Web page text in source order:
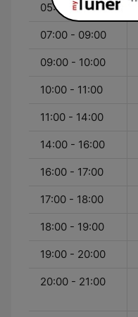
05:00 - 07:00
07:00 - 09:00
09:00 - 10:00
10:00 - 11:00
11:00 - 14:00
14:00 - 16:00
16:00 - 17:00
17:00 - 18:00
18:00 - 19:00
19:00 - 20:00
20:00 - 21:00